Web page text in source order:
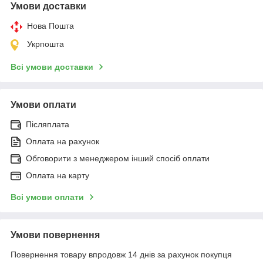
Умови доставки
Нова Пошта
Укрпошта
Всі умови доставки
Умови оплати
Післяплата
Оплата на рахунок
Обговорити з менеджером інший спосіб оплати
Оплата на карту
Всі умови оплати
Умови повернення
Повернення товару впродовж 14 днів за рахунок покупця